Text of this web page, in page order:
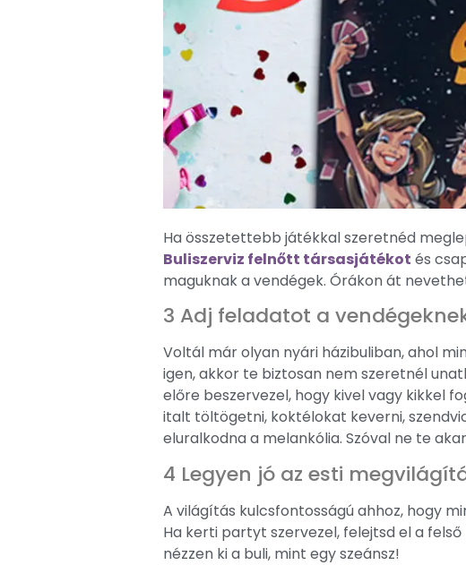
Ha összetettebb játékkal szeretnéd
Buliszerviz felnőtt társasjátékot és
maguknak a vendégek. Órákon át
3 Adj feladatot a
Voltál már olyan nyári házibuliban, ahol
igen, akkor te biztosan nem szeretnél
előre beszervezel, hogy kivel vagy kikkel
italt töltögetni, koktélokat keverni,
eluralkodna a melankólia. Szóval ne te
4 Legyen jó az esti
A világítás kulcsfontosságú ahhoz, hogy
Ha kerti partyt szervezel, felejtsd el a
nézzen ki a buli, mint egy szeánsz!